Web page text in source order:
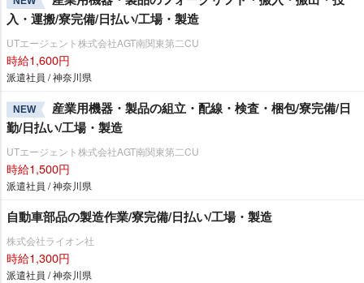
入・運搬/寮完備/日払い/工場・製造
UTエージェント株式会社AGT南関東第二CU
時給1,600円
派遣社員 / 神奈川県
NEW
産業用機器・製品の組立・配線・検査・梱包/寮完備/日
勤/日払い/工場・製造
UTエージェント株式会社AGT南関東第二CU
時給1,500円
派遣社員 / 神奈川県
自動車部品の製造作業/寮完備/日払い/工場・製造
株式会社ライオン社
時給1,300円
派遣社員 / 神奈川県